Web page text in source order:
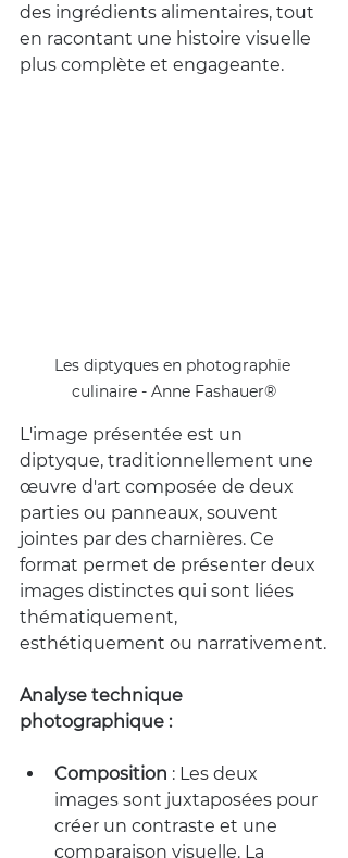
des ingrédients alimentaires, tout
en racontant une histoire visuelle
plus complète et engageante.
Les diptyques en photographie
culinaire - Anne Fashauer®
L'image présentée est un
diptyque, traditionnellement une
œuvre d'art composée de deux
parties ou panneaux, souvent
jointes par des charnières. Ce
format permet de présenter deux
images distinctes qui sont liées
thématiquement,
esthétiquement ou narrativement.
Analyse technique
photographique :
Composition : Les deux
images sont juxtaposées pour
créer un contraste et une
comparaison visuelle. La